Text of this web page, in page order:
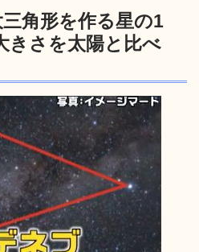
角形を作る星の1
きさを太陽と比べ